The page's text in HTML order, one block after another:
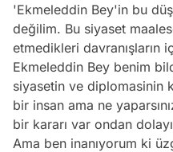
'Ekmeleddin Bey'in bu
değilim. Bu siyaset
etmedikleri davranışların
Ekmeleddin Bey benim
siyasetin ve diplomasinin
bir insan ama ne
bir kararı var ondan
Ama ben inanıyorum ki